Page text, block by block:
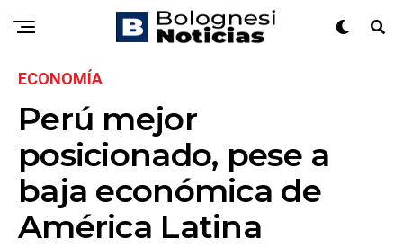
ECONOMÍA
Perú mejor
posicionado, pese a
baja económica de
América Latina